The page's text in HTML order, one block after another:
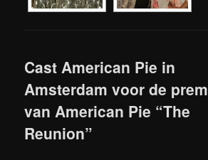
Cast American Pie in
Amsterdam voor de
van American Pie “The
Reunion”